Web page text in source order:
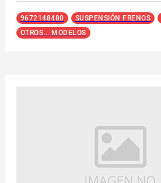
9672148480 SUSPENSIÓN FRENOS
OTROS... MODELOS